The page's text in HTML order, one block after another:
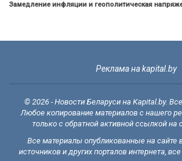
Замедление инфляции и геополитическая
Реклама на kapital.by
© 2026 - Новости Беларуси на Kapital.by.
Любое копирование материалов с нашего
только с обратной активной ссылкой на
Все материалы опубликованные на сайте
источников и других порталов интернета,